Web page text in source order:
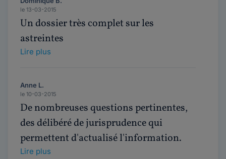
le 13-03-2015
Un dossier très complet sur les
astreintes
Lire plus
Anne L.
le 10-03-2015
De nombreuses questions pertinentes,
des délibéré de jurisprudence qui
permettent d'actualisé l'information.
Lire plus